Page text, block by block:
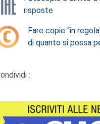
risposte
Fare copie “in
di quanto si possa
: